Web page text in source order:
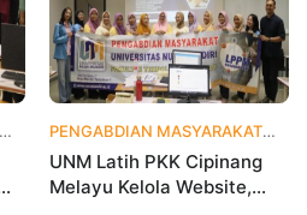
1 bulan yang lalu
PENGABDIAN MASYARAKAT
UNM Latih PKK Cipinang
Melayu Kelola Website,